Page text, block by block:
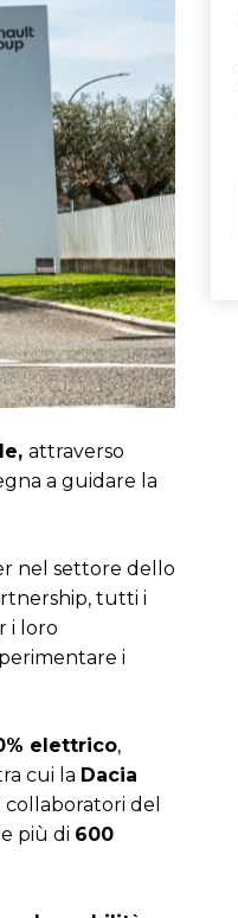
attraverso
a guidare la
nel settore dello
tutti i
i loro
i
elettrico,
cui la Dacia
collaboratori del
più di 600